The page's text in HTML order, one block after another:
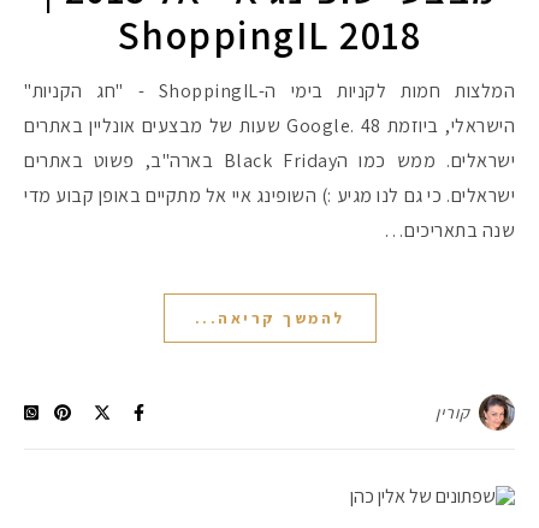
ShoppingIL 2018
המלצות חמות לקניות בימי ה-ShoppingIL - "חג הקניות"
הישראלי, ביוזמת Google. 48 שעות של מבצעים אונליין באתרים
ישראלים. ממש כמו הBlack Friday בארה"ב, פשוט באתרים
ישראלים. כי גם לנו מגיע :) השופינג איי אל מתקיים באופן קבוע מדי
שנה בתאריכים…
להמשך קריאה...
קורין